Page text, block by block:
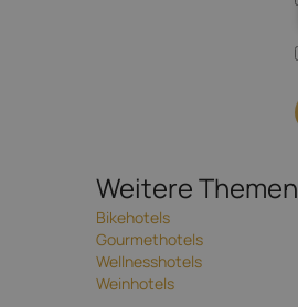
Weitere Themen
Bikehotels
Gourmethotels
Wellnesshotels
Weinhotels